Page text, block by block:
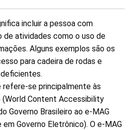
incluir a pessoa com
de atividades como o uso de
Alguns exemplos são os
para cadeira de rodas e
refere-se principalmente às
(World Content Accessibility
Governo Brasileiro ao e-MAG
Governo Eletrônico). O e-MAG